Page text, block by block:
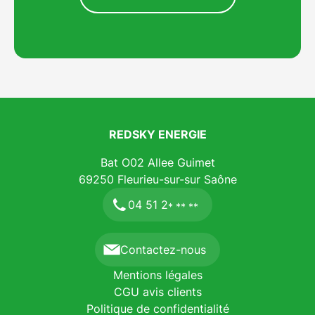
disposition pour étudier votre projet et vous
mettons notre expertise au service de votre
installation de qualité premium.
REDSKY ENERGIE
Bat O02 Allee Guimet
69250 Fleurieu-sur-sur Saône
04 51 2* ** **
Contactez-nous
Mentions légales
CGU avis clients
Politique de confidentialité